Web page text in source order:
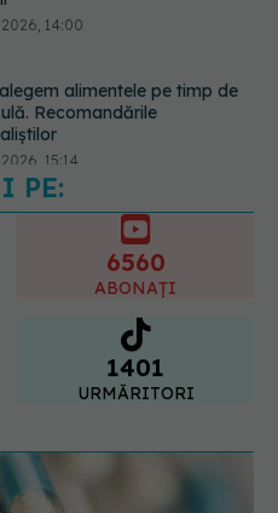
14:00
alimentele pe timp de
Recomandările
15:14
PE:
6560
ABONAȚI
1401
URMĂRITORI